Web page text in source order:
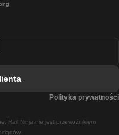
Rail Ninja nie jest przewoźnikiem
Polityka prywatności